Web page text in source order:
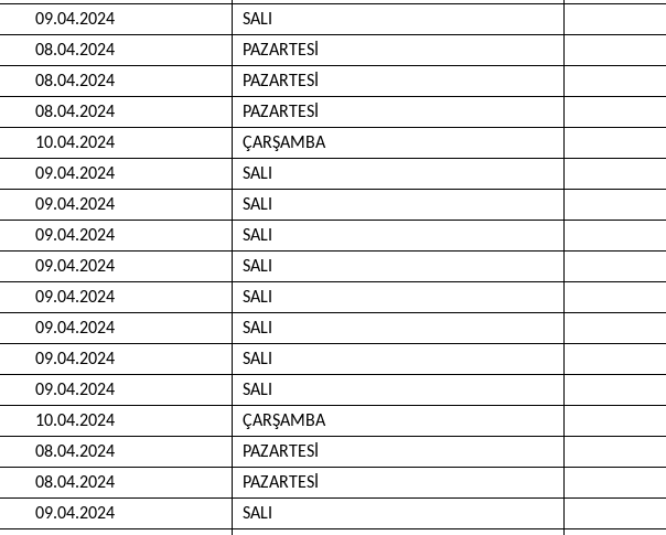
09.04.2024 SALI
08.04.2024 PAZARTESİ
08.04.2024 PAZARTESİ
08.04.2024 PAZARTESİ
10.04.2024 ÇARŞAMBA
09.04.2024 SALI
09.04.2024 SALI
09.04.2024 SALI
09.04.2024 SALI
09.04.2024 SALI
09.04.2024 SALI
09.04.2024 SALI
09.04.2024 SALI
10.04.2024 ÇARŞAMBA
08.04.2024 PAZARTESİ
08.04.2024 PAZARTESİ
09.04.2024 SALI